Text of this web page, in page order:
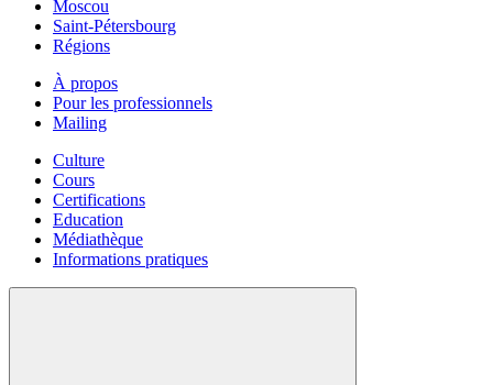
Moscou
Saint-Pétersbourg
Régions
À propos
Pour les professionnels
Mailing
Culture
Cours
Certifications
Education
Médiathèque
Informations pratiques